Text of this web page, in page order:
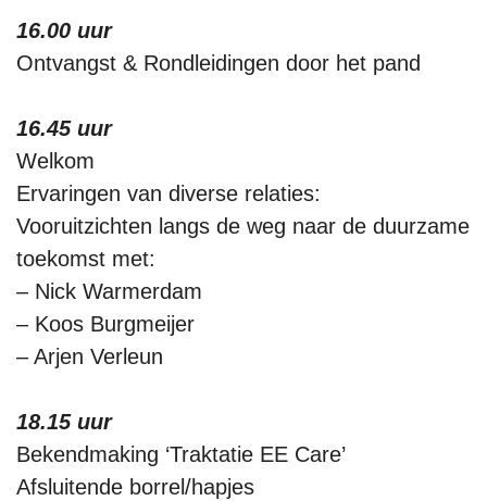
16.00 uur
Ontvangst & Rondleidingen door het pand
16.45 uur
Welkom
Ervaringen van diverse relaties:
Vooruitzichten langs de weg naar de duurzame
toekomst met:
– Nick Warmerdam
– Koos Burgmeijer
– Arjen Verleun
18.15 uur
Bekendmaking ‘Traktatie EE Care’
Afsluitende borrel/hapjes